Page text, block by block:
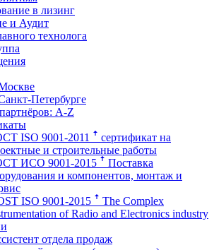
в лизинг
и Аудит
технолога
Петербурге
A-Z
ISO 9001-2011 ꜛ сертификат на
и строительные работы
ИСО 9001-2015 ꜛ Поставка
и компонентов, монтаж и
ISO 9001-2015 ꜛ The Complex
of Radio and Electronics industry
отдела продаж